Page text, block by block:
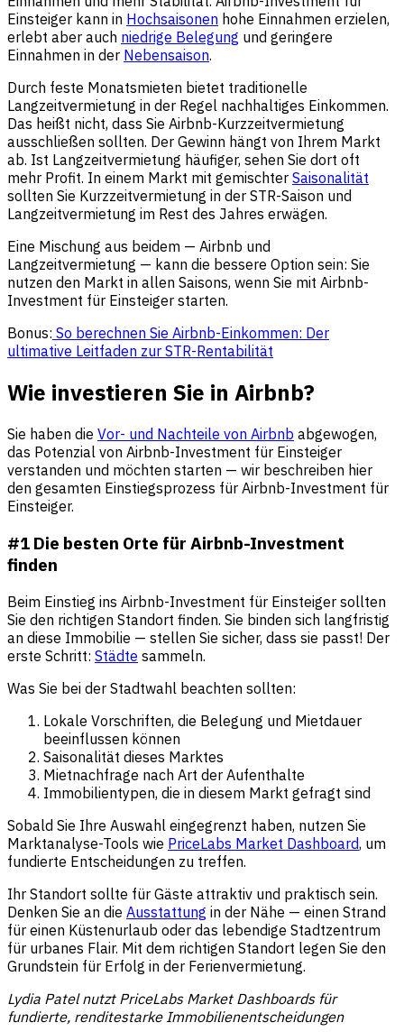
Einsteiger kann in Hochsaisonen hohe Einnahmen erzielen,
erlebt aber auch niedrige Belegung und geringere
Einnahmen in der Nebensaison.
Durch feste Monatsmieten bietet traditionelle
Langzeitvermietung in der Regel nachhaltiges Einkommen.
Das heißt nicht, dass Sie Airbnb-Kurzzeitvermietung
ausschließen sollten. Der Gewinn hängt von Ihrem Markt
ab. Ist Langzeitvermietung häufiger, sehen Sie dort oft
mehr Profit. In einem Markt mit gemischter Saisonalität
sollten Sie Kurzzeitvermietung in der STR-Saison und
Langzeitvermietung im Rest des Jahres erwägen.
Eine Mischung aus beidem — Airbnb und
Langzeitvermietung — kann die bessere Option sein: Sie
nutzen den Markt in allen Saisons, wenn Sie mit Airbnb-
Investment für Einsteiger starten.
Bonus: So berechnen Sie Airbnb-Einkommen: Der
ultimative Leitfaden zur STR-Rentabilität
Wie investieren Sie in Airbnb?
Sie haben die Vor- und Nachteile von Airbnb abgewogen,
das Potenzial von Airbnb-Investment für Einsteiger
verstanden und möchten starten — wir beschreiben hier
den gesamten Einstiegsprozess für Airbnb-Investment für
Einsteiger.
#1 Die besten Orte für Airbnb-Investment
finden
Beim Einstieg ins Airbnb-Investment für Einsteiger sollten
Sie den richtigen Standort finden. Sie binden sich langfristig
an diese Immobilie — stellen Sie sicher, dass sie passt! Der
erste Schritt: Städte sammeln.
Was Sie bei der Stadtwahl beachten sollten:
Lokale Vorschriften, die Belegung und Mietdauer
beeinflussen können
Saisonalität dieses Marktes
Mietnachfrage nach Art der Aufenthalte
Immobilientypen, die in diesem Markt gefragt sind
Sobald Sie Ihre Auswahl eingegrenzt haben, nutzen Sie
Marktanalyse-Tools wie PriceLabs Market Dashboard, um
fundierte Entscheidungen zu treffen.
Ihr Standort sollte für Gäste attraktiv und praktisch sein.
Denken Sie an die Ausstattung in der Nähe — einen Strand
für einen Küstenurlaub oder das lebendige Stadtzentrum
für urbanes Flair. Mit dem richtigen Standort legen Sie den
Grundstein für Erfolg in der Ferienvermietung.
Lydia Patel nutzt PriceLabs Market Dashboards für
fundierte, renditestarke Immobilienentscheidungen